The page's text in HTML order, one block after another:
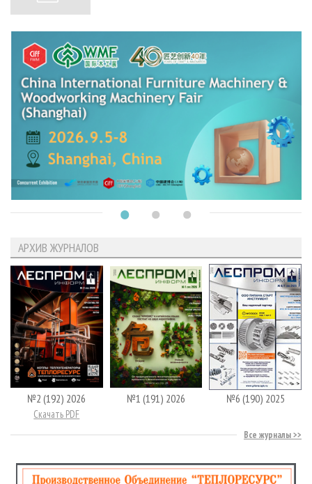
АРХИВ ЖУРНАЛОВ
№2 (192) 2026
Скачать PDF
№1 (191) 2026 №6 (190) 2025
Все журналы